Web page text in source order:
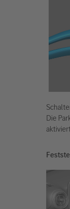
Die